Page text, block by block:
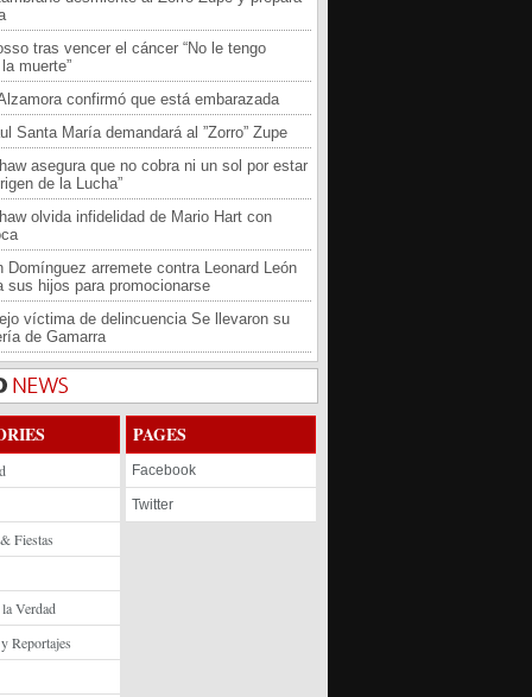
tras vencer el cáncer “No le tengo
muerte”
confirmó que está embarazada
Santa María demandará al ”Zorro” Zupe
asegura que no cobra ni un sol por estar
de la Lucha”
olvida infidelidad de Mario Hart con
Domínguez arremete contra Leonard León
sus hijos para promocionarse
víctima de delincuencia Se llevaron su
de Gamarra
Fiestas
Verdad
Reportajes
PAGES
Facebook
Twitter